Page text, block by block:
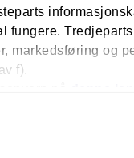
fungere.
markedsføring og
f).
det?